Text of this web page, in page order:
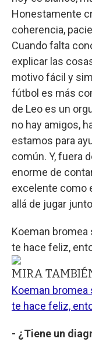
Honestamente
coherencia,
Cuando falta
explicar las
motivo fácil y
fútbol es más
de Leo es un
no hay amigos,
estamos para
común. Y, fuera
enorme de
excelente como
allá de jugar
Koeman bromea
te hace feliz,
MIRA
Koeman bromea
te hace feliz,
- ¿Tiene un